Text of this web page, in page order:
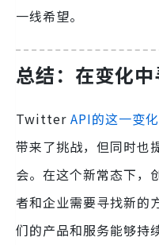
一线希望。
总结：在变化
Twitter API的这一变化
带来了挑战，但同时也
会。在这个新常态下，
者和企业需要寻找新的
们的产品和服务能够持